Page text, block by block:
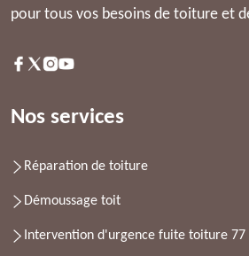
pour tous vos besoins de toiture et
Nos services
Réparation de toiture
Démoussage toit
Intervention d'urgence fuite toiture 77